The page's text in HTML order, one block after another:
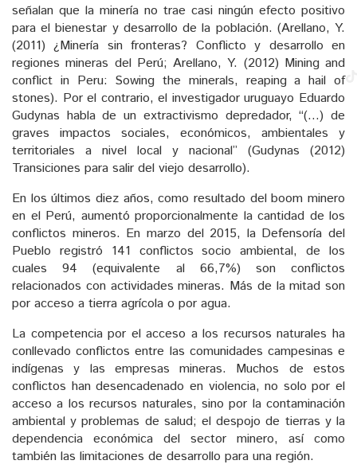
señalan que la minería no trae casi ningún efecto positivo
para el bienestar y desarrollo de la población. (Arellano, Y.
(2011) ¿Minería sin fronteras? Conflicto y desarrollo en
regiones mineras del Perú; Arellano, Y. (2012) Mining and
conflict in Peru: Sowing the minerals, reaping a hail of
stones). Por el contrario, el investigador uruguayo Eduardo
Gudynas habla de un extractivismo depredador, “(…) de
graves impactos sociales, económicos, ambientales y
territoriales a nivel local y nacional” (Gudynas (2012)
Transiciones para salir del viejo desarrollo).
En los últimos diez años, como resultado del boom minero
en el Perú, aumentó proporcionalmente la cantidad de los
conflictos mineros. En marzo del 2015, la Defensoría del
Pueblo registró 141 conflictos socio ambiental, de los
cuales 94 (equivalente al 66,7%) son conflictos
relacionados con actividades mineras. Más de la mitad son
por acceso a tierra agrícola o por agua.
La competencia por el acceso a los recursos naturales ha
conllevado conflictos entre las comunidades campesinas e
indígenas y las empresas mineras. Muchos de estos
conflictos han desencadenado en violencia, no solo por el
acceso a los recursos naturales, sino por la contaminación
ambiental y problemas de salud; el despojo de tierras y la
dependencia económica del sector minero, así como
también las limitaciones de desarrollo para una región.